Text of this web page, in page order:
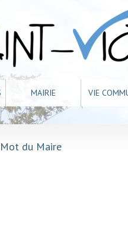
MAIRIE VIE
du Maire